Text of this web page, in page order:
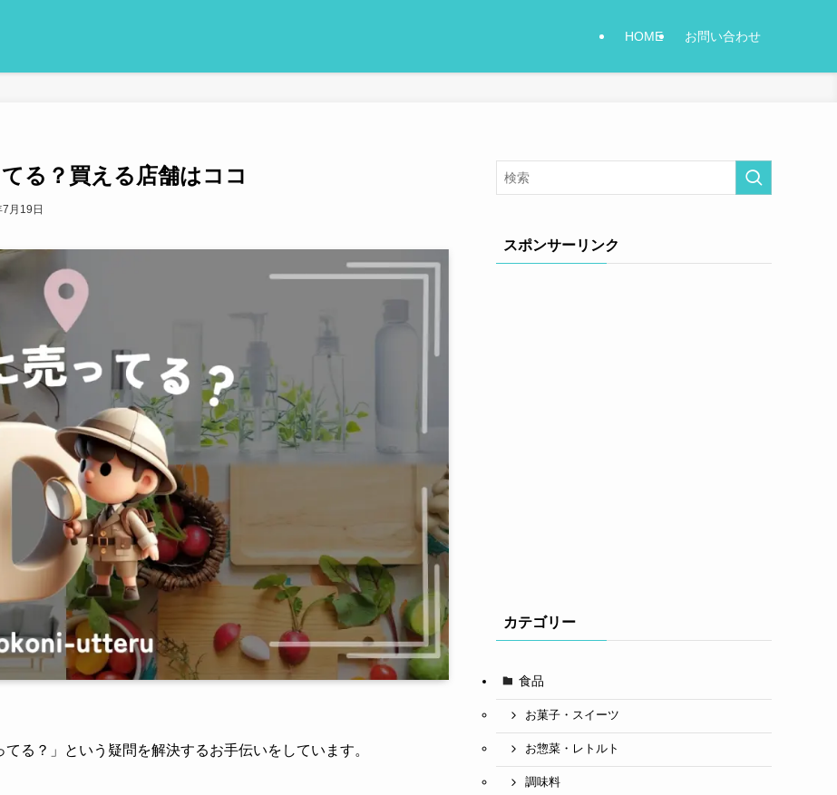
HOME お問い合わせ
る？買える店舗はココ
月19日
る？」という疑問を解決するお手伝いをしています。
スポンサーリンク
カテゴリー
食品
お菓子・スイーツ
お惣菜・レトルト
調味料